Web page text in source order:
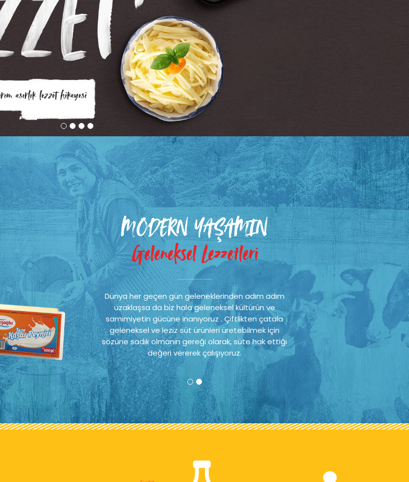
MODERN YAŞAMIN
Geleneksel Lezzetleri
Dünya her geçen gün geleneklerinden adım adım
uzaklaşsa da biz hala geleneksel kültürün ve
samimiyetin gücüne inanıyoruz . Çiftlikten çatala
geleneksel ve leziz süt ürünleri üretebilmek için
sözüne sadık olmanın gereği olarak, süte hak ettiği
değeri vererek çalışıyoruz.